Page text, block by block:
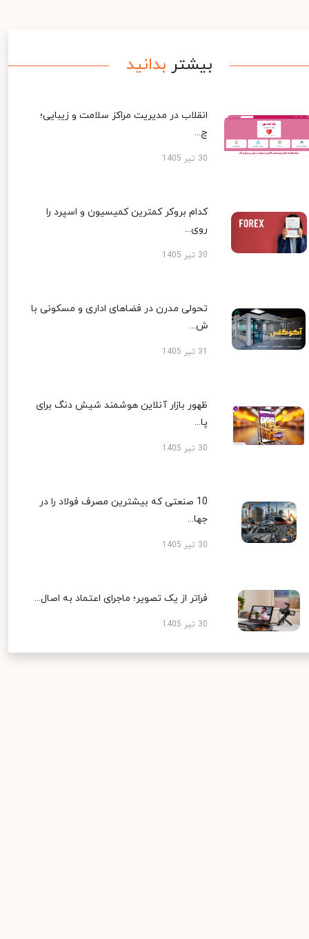
بیشتر بدانید
انقلاب در مدیریت مراکز سلامت و زیبایی؛
چ...
30 تیر 1405
کدام بروکر کمترین کمیسیون و اسپرد را
روی...
30 تیر 1405
تحولی مدرن در فضاهای اداری و مسکونی با
ش...
ظهور بازار آنلاین هوشمند شیش دنگ برای
پا...
30 تیر 1405
10 صنعتی که بیشترین مصرف فولاد را در
جها...
30 تیر 1405
فراتر از یک تصویر؛ ماجرای اعتماد به اصال...
30 تیر 1405